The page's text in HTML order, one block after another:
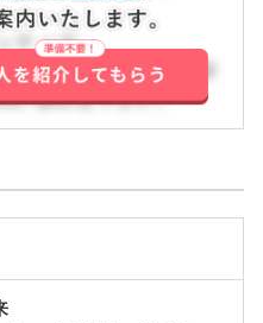
ティブ
問い合わせ下さい。詳
い合わせ下さい。